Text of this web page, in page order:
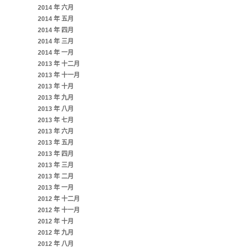
2014 年 六月
2014 年 五月
2014 年 四月
2014 年 三月
2014 年 一月
2013 年 十二月
2013 年 十一月
2013 年 十月
2013 年 九月
2013 年 八月
2013 年 七月
2013 年 六月
2013 年 五月
2013 年 四月
2013 年 三月
2013 年 二月
2013 年 一月
2012 年 十二月
2012 年 十一月
2012 年 十月
2012 年 九月
2012 年 八月